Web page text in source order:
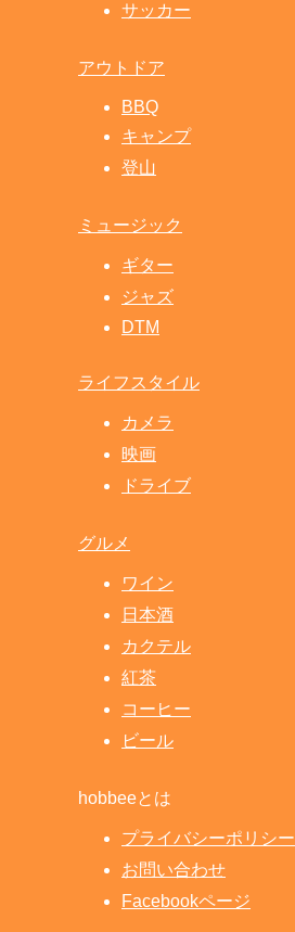
サッカー
アウトドア
BBQ
キャンプ
登山
ミュージック
ギター
ジャズ
DTM
ライフスタイル
カメラ
映画
ドライブ
グルメ
ワイン
日本酒
カクテル
紅茶
コーヒー
ビール
hobbeeとは
プライバシーポリシー
お問い合わせ
Facebookページ